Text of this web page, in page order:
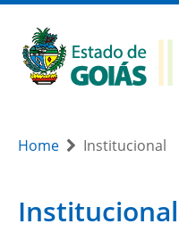
Home Institucional
Institucional